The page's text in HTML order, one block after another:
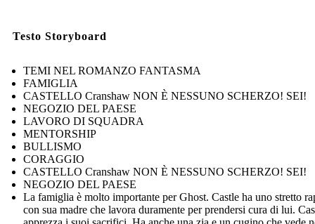
Testo Storyboard
TEMI NEL ROMANZO FANTASMA
FAMIGLIA
CASTELLO Cranshaw NON È NESSUNO SCHERZO! SEI!
NEGOZIO DEL PAESE
LAVORO DI SQUADRA
MENTORSHIP
BULLISMO
CORAGGIO
CASTELLO Cranshaw NON È NESSUNO SCHERZO! SEI!
NEGOZIO DEL PAESE
La famiglia è molto importante per Ghost. Castle ha uno stretto
con sua madre che lavora duramente per prendersi cura di lui.